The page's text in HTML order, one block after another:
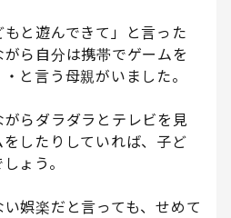
と遊んできて」と言った
ら自分は携帯でゲームを
と言う母親がいました。
らダラダラとテレビを見
したりしていれば、子ど
ょう。
娯楽だと言っても、せめて